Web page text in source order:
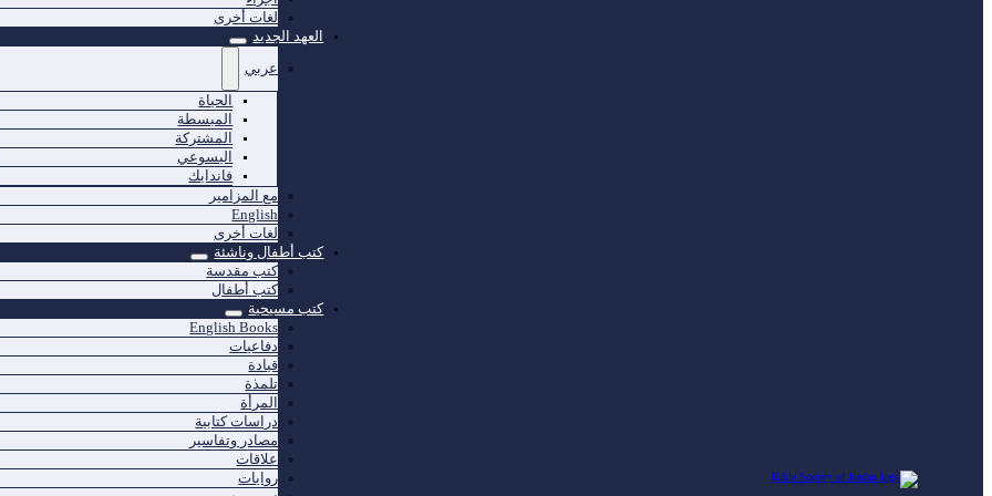
لغات أخرى
العهد الجديد
عربي
الحياة
المبسطة
المشتركة
اليسوعي
فاندايك
مع المزامير
English
لغات أخرى
كتب أطفال وناشئة
كتب مقدسة
كتب أطفال
كتب مسيحية
English Books
دفاعيات
قيادة
تلمذة
المرأة
دراسات كتابية
مصادر وتفاسير
علاقات
روايات